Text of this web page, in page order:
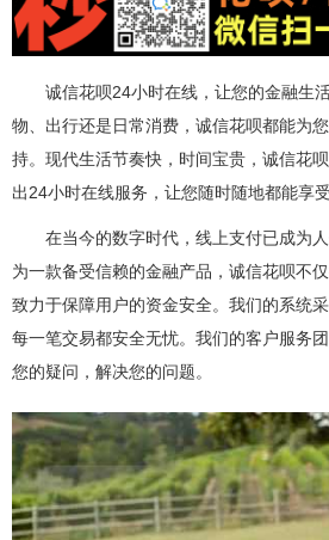
诚信花呗24小时在线，让您的金融生
物、出行还是日常消费，诚信花呗都能为
持。现代生活节奏快，时间宝贵，诚信花
出24小时在线服务，让您随时随地都能享
在当今的数字时代，线上支付已成为
为一款备受信赖的金融产品，诚信花呗不
致力于保障用户的资金安全。我们的系统
每一笔交易都安全无忧。我们的客户服务
您的疑问，解决您的问题。